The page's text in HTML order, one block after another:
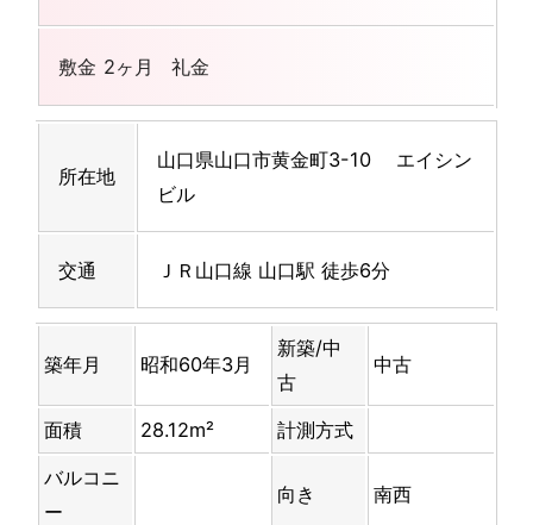
敷金 2ヶ月 礼金
所在地
山口県山口市黄金町3-10 エイシン
ビル
交通 ＪＲ山口線 山口駅 徒歩6分
築年月 昭和60年3月
新築/中
古
中古
面積 28.12m²
計測方式
バルコニ
ー
向き 南西